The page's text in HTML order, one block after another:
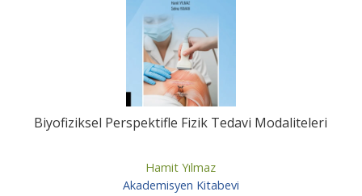
Biyofiziksel Perspektifle Fizik Tedavi Modaliteleri
Hamit Yılmaz
Akademisyen Kitabevi